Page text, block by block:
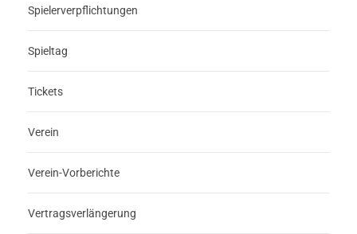
Spielerverpflichtungen
Spieltag
Tickets
Verein
Verein-Vorberichte
Vertragsverlängerung